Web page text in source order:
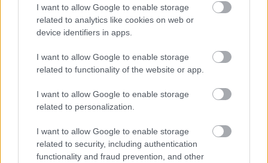
I want to allow Google to enable storage
related to analytics like cookies on web or
device identifiers in apps.
I want to allow Google to enable storage
related to functionality of the website or app.
I want to allow Google to enable storage
related to personalization.
I want to allow Google to enable storage
related to security, including authentication
functionality and fraud prevention, and other
Év Háza-díjak: családi ház a település szélén és óvoda
a kiskastély parkjában
2025.10.06